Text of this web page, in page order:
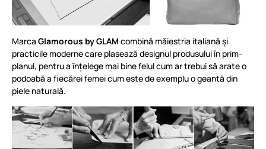
Marca Glamorous by GLAM combină măiestria italiană și
practicile moderne care plasează designul produsului în prim-
planul, pentru a înțelege mai bine felul cum ar trebui să arate o
podoabă a fiecărei femei cum este de exemplu o geantă din
piele naturală.